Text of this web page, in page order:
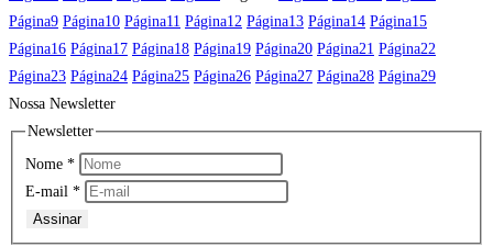
Página9 Página10 Página11 Página12 Página13 Página14 Página15
Página16 Página17 Página18 Página19 Página20 Página21 Página22
Página23 Página24 Página25 Página26 Página27 Página28 Página29
Nossa Newsletter
Newsletter
Nome *
E-mail *
Assinar